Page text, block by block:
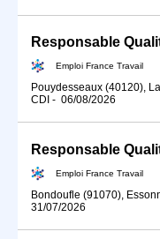
Emploi France Travail
Pouydesseaux (40120),
CDI - 06/08/2026
Emploi France Travail
Bondoufle (91070),
31/07/2026